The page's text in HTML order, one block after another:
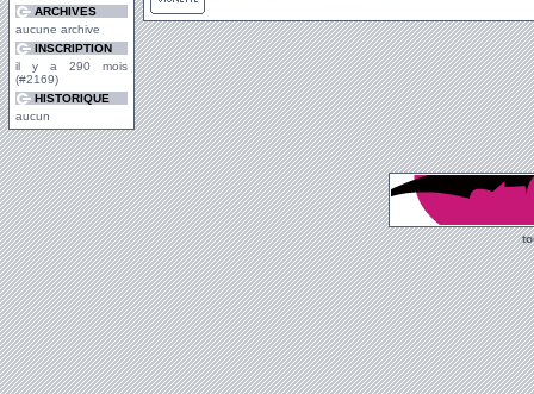
ARCHIVES
aucune archive
INSCRIPTION
il y a 290 mois
(#2169)
HISTORIQUE
aucun